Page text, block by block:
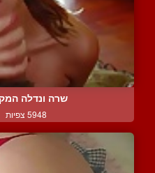
שרה ונדלה
5948 צפיות